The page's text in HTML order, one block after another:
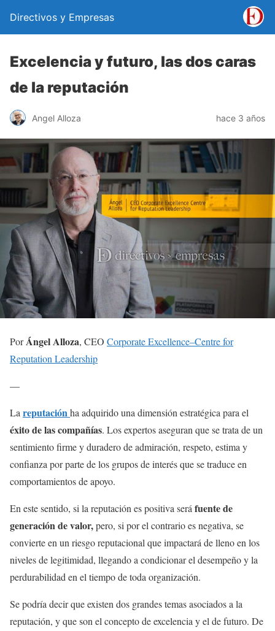
Directivos y Empresas
Excelencia y futuro, las dos caras
de la reputación
Angel Alloza hace 3 años
PorÁngel Alloza, CEO Corporate Excellence–Centre for
Reputation Leadership
—
Lareputaciónha adquirido una dimensión estratégica para el
éxito de las compañías. Los expertos aseguran que se trata de un
sentimiento firme y duradero de admiración, respeto, estima y
confianza por parte de los grupos de interés que se traduce en
comportamientos de apoyo.
En este sentido, si la reputación es positiva seráfuente de
generación de valor,pero, si por el contrario es negativa, se
convierte en un riesgo reputacional que impactará de lleno en los
niveles de legitimidad, llegando a condicionar el desempeño y la
perdurabilidad en el tiempo de toda organización.
Se podría decir que existen dos grandes temas asociados a la
reputación, y que son el concepto de excelencia y el de futuro. De